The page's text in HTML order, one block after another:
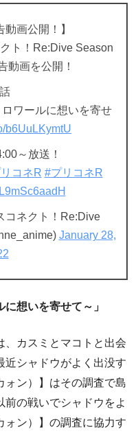
動画公開！】
ト！Re:Dive Season
動画を公開！
ロワールに想いを寄せ
b6UuLKymtU
～放送！
コネR #プリコネR
ネクト！Re:Dive
January 28,
に想いを寄せて～」
、カスミとマコトと出会
近シャドウがよく出没す
ォン）】はその調査で島
の戦いでシャドウをよ
ォン）】の調査に協力す